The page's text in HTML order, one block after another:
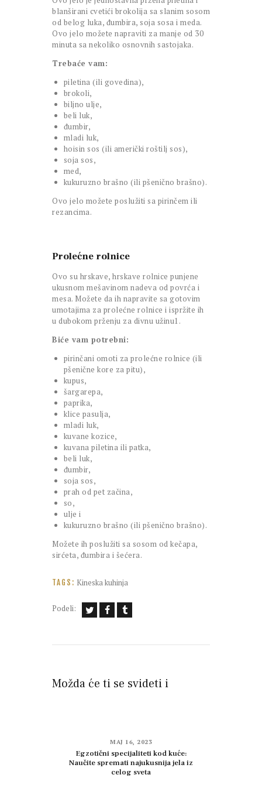
blanširani cvetići brokolija sa slanim sosom
od belog luka, đumbira, soja sosa i meda.
Ovo jelo možete napraviti za manje od 30
minuta sa nekoliko osnovnih sastojaka.
Trebaće vam:
piletina (ili govedina),
brokoli,
biljno ulje,
beli luk,
đumbir,
mladi luk,
hoisin sos (ili američki roštilj sos),
soja sos,
med,
kukuruzno brašno (ili pšenično brašno).
Ovo jelo možete poslužiti sa pirinčem ili
rezancima.
Prolećne rolnice
Ovo su hrskave, hrskave rolnice punjene
ukusnom mešavinom nadeva od povrća i
mesa. Možete da ih napravite sa gotovim
umotajima za prolećne rolnice i ispržite ih
u dubokom prženju za divnu užinu1.
Biće vam potrebni:
pirinčani omoti za prolećne rolnice (ili
pšenične kore za pitu),
kupus,
šargarepa,
paprika,
klice pasulja,
mladi luk,
kuvane kozice,
kuvana piletina ili patka,
beli luk,
đumbir,
soja sos,
prah od pet začina,
so,
ulje i
kukuruzno brašno (ili pšenično brašno).
Možete ih poslužiti sa sosom od kečapa,
sirćeta, đumbira i šećera.
TAGS: Kineska kuhinja
Podeli:
Možda će ti se svideti i
MAJ 16, 2023
Egzotični specijaliteti kod kuće:
Naučite spremati najukusnija jela iz
celog sveta